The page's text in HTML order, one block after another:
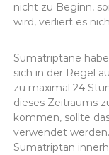
nicht zu Beginn,
wird, verliert es
Sumatriptane
sich in der Regel
zu maximal 24
dieses Zeitraums
kommen, sollte
verwendet
Sumatriptan